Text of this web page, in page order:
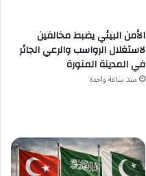
الأمن البيئي يضبط مخالفين
لاستغلال الرواسب والرعي الجائر
في المدينة المنورة
منذ ساعة واحدة